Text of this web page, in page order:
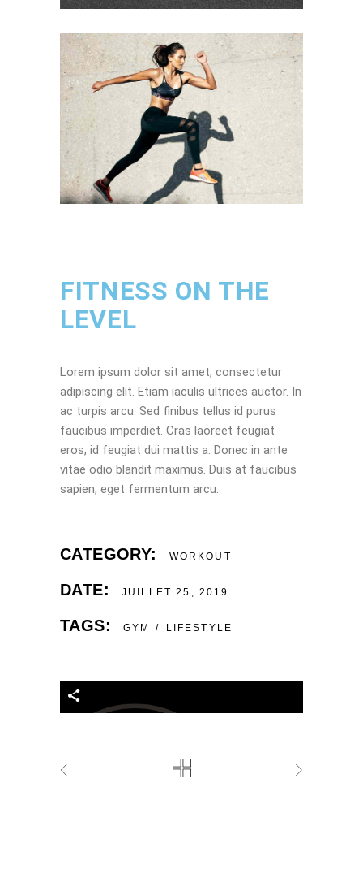
FITNESS ON THE
LEVEL
Lorem ipsum dolor sit amet, consectetur
adipiscing elit. Etiam iaculis ultrices auctor. In
ac turpis arcu. Sed finibus tellus id purus
faucibus imperdiet. Cras laoreet feugiat
eros, id feugiat dui mattis a. Donec in ante
vitae odio blandit maximus. Duis at faucibus
sapien, eget fermentum arcu.
CATEGORY: WORKOUT
DATE: JUILLET 25, 2019
TAGS: GYM LIFESTYLE